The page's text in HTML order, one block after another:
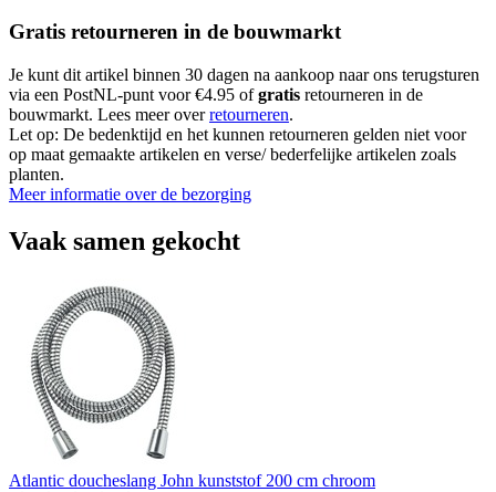
Gratis retourneren in de bouwmarkt
Je kunt dit artikel binnen 30 dagen na aankoop naar ons terugsturen
via een PostNL-punt voor €4.95 ofgratis retourneren in de
bouwmarkt. Lees meer overretourneren.
Let op: De bedenktijd en het kunnen retourneren gelden niet voor
op maat gemaakte artikelen en verse/ bederfelijke artikelen zoals
planten.
Meer informatie over de bezorging
Vaak samen gekocht
Atlantic doucheslang John kunststof 200 cm chroom